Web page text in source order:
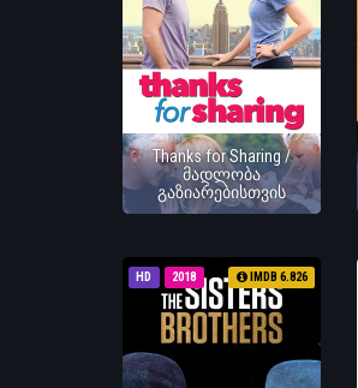
Thanks for Sharing /
მადლობა
გაზიარებისთვის
HD 2018 IMDB 6.826